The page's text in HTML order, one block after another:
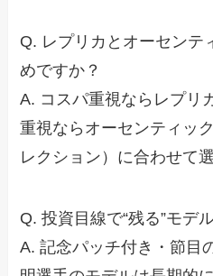
Q. レプリカとオーセンテ
めですか？
A. コスパ重視ならレプリ
重視ならオーセンティッ
レクション）に合わせて
Q. 投資目線で“残る”モデ
A. 記念パッチ付き・節目